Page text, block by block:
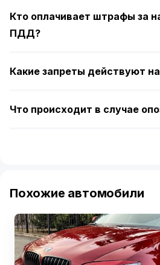
Кто оплачивает штрафы за
ПДД?
Какие запреты действуют
Что происходит в случае
Похожие автомобили